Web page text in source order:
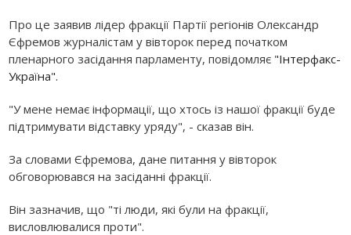
Про це заявив лідер фракції Партії регіонів Олександр
Єфремов журналістам у вівторок перед початком
пленарного засідання парламенту, повідомляє "Інтерфакс-
Україна".
"У мене немає інформації, що хтось із нашої фракції буде
підтримувати відставку уряду", - сказав він.
За словами Єфремова, дане питання у вівторок
обговорювався на засіданні фракції.
Він зазначив, що "ті люди, які були на фракції,
висловлювалися проти".